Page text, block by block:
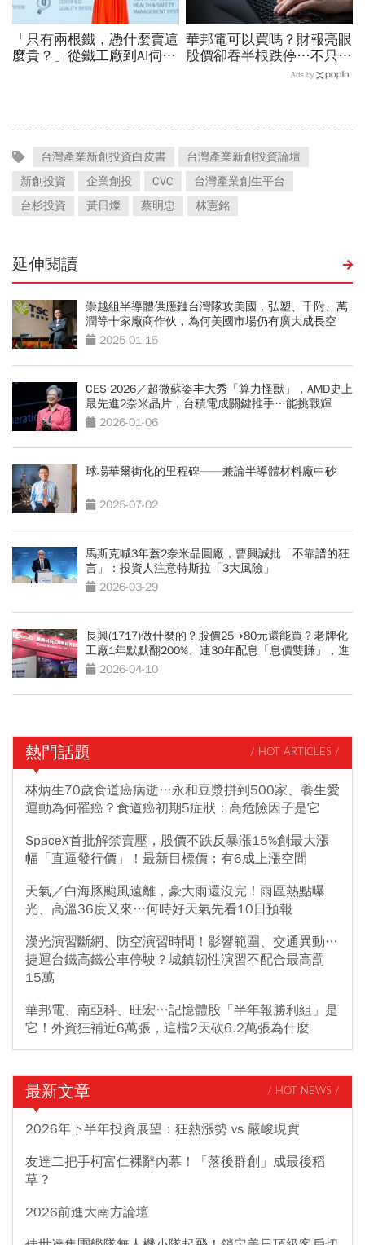
「只有兩根鐵，憑什麼賣這
麼貴？」從鐵工廠到AI伺服
華邦電可以買嗎？財報亮眼
股價卻吞半根跌停…不只外
資終結連3買改賣超1.8萬
Ads by
台灣產業新創投資白皮書
台灣產業新創投資論壇
新創投資
企業創投 CVC
台灣產業創生平台
台杉投資
黃日燦 蔡明忠 林憲銘
延伸閱讀
崇越組半導體供應鏈台灣隊攻美國，弘塑、千附、萬
潤等十家廠商作伙，為何美國市場仍有廣大成長空
間？2025-01-15
CES 2026／超微蘇姿丰大秀「算力怪獸」，AMD史上
最先進2奈米晶片，台積電成關鍵推手…能挑戰輝
達？2026-01-06
球場華爾街化的里程碑——兼論半導體材料廠中砂
2025-07-02
馬斯克喊3年蓋2奈米晶圓廠，曹興誠批「不靠譜的狂
言」：投資人注意特斯拉「3大風險」
2026-03-29
長興(1717)做什麼的？股價25➝80元還能買？老牌化
工廠1年默默翻200%、連30年配息「息價雙賺」，進
場留意3大風險
2026-04-10
熱門話題 / HOT ARTICLES /
林炳生70歲食道癌病逝…永和豆漿拼到500家、養生愛
運動為何罹癌？食道癌初期5症狀：高危險因子是它
SpaceX首批解禁賣壓，股價不跌反暴漲15%創最大漲
幅「直逼發行價」！最新目標價：有6成上漲空間
天氣／白海豚颱風遠離，豪大雨還沒完！雨區熱點曝
光、高溫36度又來…何時好天氣先看10日預報
漢光演習斷網、防空演習時間！影響範圍、交通異動…
捷運台鐵高鐵公車停駛？城鎮韌性演習不配合最高罰
15萬
華邦電、南亞科、旺宏…記憶體股「半年報勝利組」是
它！外資狂補近6萬張，這檔2天砍6.2萬張為什麼
最新文章 / HOT NEWS /
2026年下半年投資展望：狂熱漲勢 vs 嚴峻現實
友達二把手柯富仁裸辭內幕！「落後群創」成最後稻
草？
2026前進大南方論壇